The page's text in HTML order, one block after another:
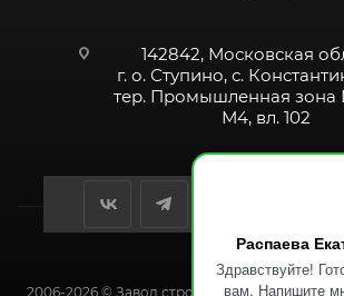
Распаева
Здравствуйте!
вам. Напишите
142842, Московская
г. о. Ступино, с.
тер. Промышленная зона
М4, вл. 102
2006-2026 © Завод строительных и